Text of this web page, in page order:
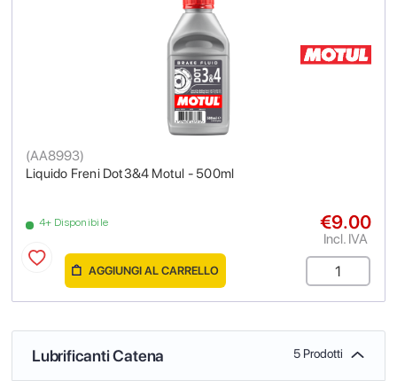
Liquido Freni Dot3&4 Motul - 500ml
(AA8993)
4+ Disponibile €9.00
Incl. IVA
AGGIUNGI AL CARRELLO
Lubrificanti Catena 5 Prodotti